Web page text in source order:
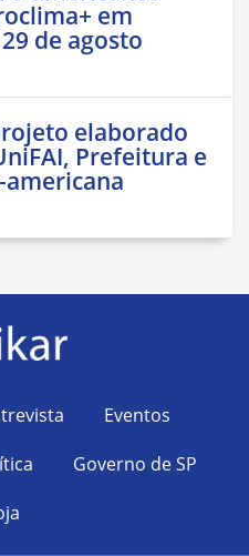
em
de agosto
elaborado
Prefeitura e
Eventos
Governo de SP